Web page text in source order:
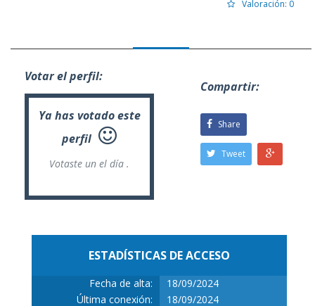
Valoración: 0
Votar el perfil:
Ya has votado este
perfil
Votaste un el día .
Compartir:
Share
Tweet
ESTADÍSTICAS DE ACCESO
Fecha de alta:
18/09/2024
Última conexión:
18/09/2024